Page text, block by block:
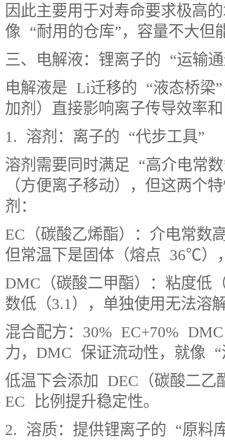
因此主要用于对寿命要求极高
像 “耐用的仓库”，容量不大但
三、电解液：锂离子的 “运输
电解液是 Li迁移的 “液态桥梁
加剂）直接影响离子传导效率
1. 溶剂：离子的 “代步工具”
溶剂需要同时满足 “高介电常
（方便离子移动），但这两个
剂：
EC（碳酸乙烯酯）：介电常数
但常温下是固体（熔点 36℃）
DMC（碳酸二甲酯）：粘度低
数低（3.1），单独使用无法溶
混合配方：30% EC+70%
力，DMC 保证流动性，就像
低温下会添加 DEC（碳酸二乙
EC 比例提升稳定性。
2. 溶质：提供锂离子的 “原料